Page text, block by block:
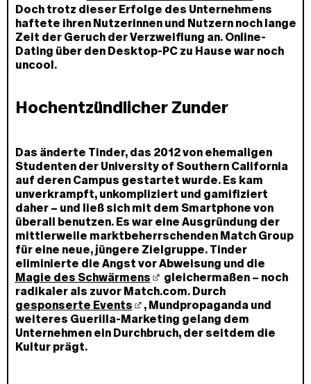
Doch trotz dieser Erfolge des Unternehmens
haftete ihren Nutzerinnen und Nutzern noch lange
Zeit der Geruch der Verzweiflung an. Online-
Dating über den Desktop-PC zu Hause war noch
uncool.
Hochentzündlicher Zunder
Das änderte Tinder, das 2012 von ehemaligen
Studenten der University of Southern California
auf deren Campus gestartet wurde. Es kam
unverkrampft, unkompliziert und gamifiziert
daher – und ließ sich mit dem Smartphone von
überall benutzen. Es war eine Ausgründung der
mittlerweile marktbeherrschenden Match Group
für eine neue, jüngere Zielgruppe. Tinder
eliminierte die Angst vor Abweisung und die
Magie des Schwärmens
gleichermaßen – noch
radikaler als zuvor Match.com. Durch
gesponserte Events
, Mundpropaganda und
weiteres Guerilla-Marketing gelang dem
Unternehmen ein Durchbruch, der seitdem die
Kultur prägt.